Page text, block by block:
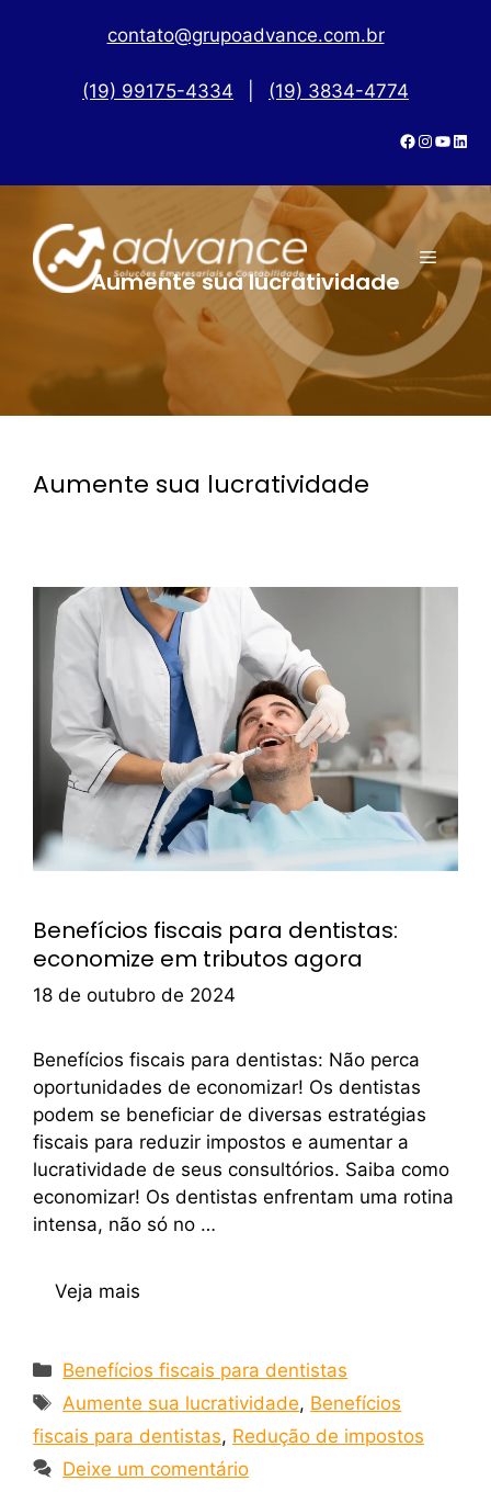
contato@grupoadvance.com.br
(19) 99175-4334 (19) 3834-4774
Aumente sua lucratividade
Aumente sua lucratividade
Benefícios fiscais para dentistas:
economize em tributos agora
18 de outubro de 2024
Benefícios fiscais para dentistas: Não perca
oportunidades de economizar! Os dentistas
podem se beneficiar de diversas estratégias
fiscais para reduzir impostos e aumentar a
lucratividade de seus consultórios. Saiba como
economizar! Os dentistas enfrentam uma rotina
intensa, não só no …
Veja mais
Benefícios fiscais para dentistas
Aumente sua lucratividade, Benefícios
fiscais para dentistas, Redução de impostos
Deixe um comentário